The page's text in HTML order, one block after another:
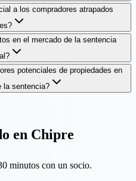
a los compradores atrapados
en el mercado de la sentencia
potenciales de propiedades en
la sentencia?
en Chipre
minutos con un socio.